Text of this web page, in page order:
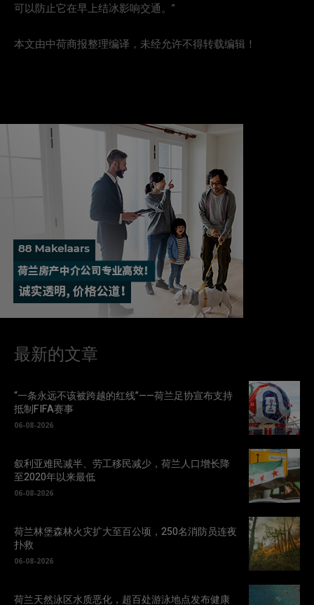
可以防止它在早上结冰影响交通。”
本文由中荷商报整理编译，未经允许不得转载编辑！
最新的文章
“一条永远不该被跨越的红线”——荷兰足协宣布支持
抵制FIFA赛事
06-08-2026
叙利亚难民减半、劳工移民减少，荷兰人口增长降
至2020年以来最低
06-08-2026
荷兰林堡森林火灾扩大至百公顷，250名消防员连夜
扑救
06-08-2026
荷兰天然泳区水质恶化，超百处游泳地点发布健康